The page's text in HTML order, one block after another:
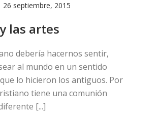
26 septiembre, 2015
las artes
debería hacernos sentir,
al mundo en un sentido
lo hicieron los antiguos. Por
tiene una comunión
[...]